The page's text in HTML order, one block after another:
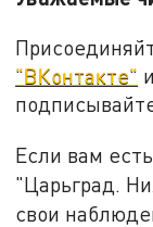
"ВКонтакте" и
Если вам
"Царьград.
свои